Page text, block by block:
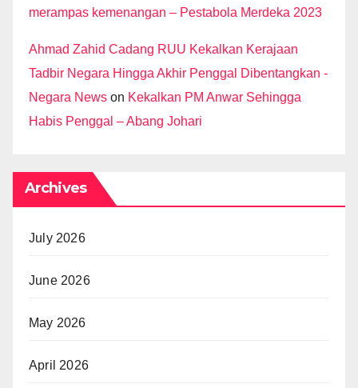
merampas kemenangan – Pestabola Merdeka 2023
Ahmad Zahid Cadang RUU Kekalkan Kerajaan
Tadbir Negara Hingga Akhir Penggal Dibentangkan -
Negara News on Kekalkan PM Anwar Sehingga
Habis Penggal – Abang Johari
Archives
July 2026
June 2026
May 2026
April 2026